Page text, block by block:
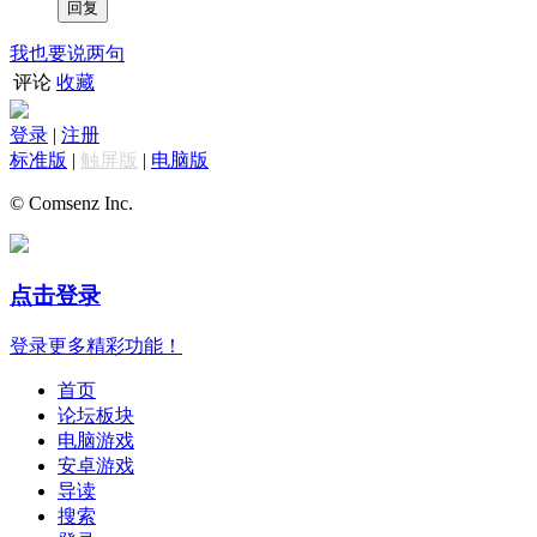
我也要说两句
评论 收藏
登录 | 注册
标准版 | 触屏版 | 电脑版
© Comsenz Inc.
点击登录
登录更多精彩功能！
首页
论坛板块
电脑游戏
安卓游戏
导读
搜索